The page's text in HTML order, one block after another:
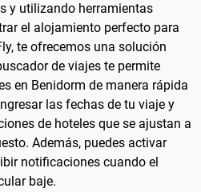
y utilizando herramientas
el alojamiento perfecto para
te ofrecemos una solución
de viajes te permite
en Benidorm de manera rápida
las fechas de tu viaje y
de hoteles que se ajustan a
Además, puedes activar
notificaciones cuando el
baje.